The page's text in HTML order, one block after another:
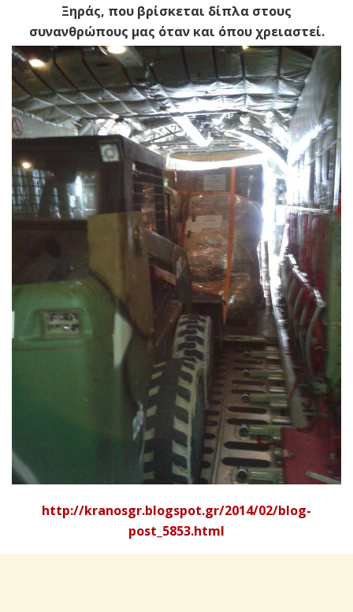
Ξηράς, που βρίσκεται δίπλα στους
συνανθρώπους μας όταν και όπου χρειαστεί.
http://kranosgr.blogspot.gr/2014/02/blog-
post_5853.html